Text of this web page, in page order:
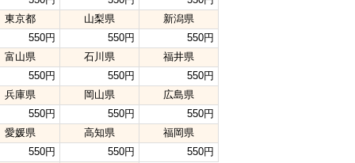
東京都
山梨県
新潟県
550円
550円
550円
富山県
石川県
福井県
550円
550円
550円
兵庫県
岡山県
広島県
550円
550円
550円
愛媛県
高知県
福岡県
550円
550円
550円